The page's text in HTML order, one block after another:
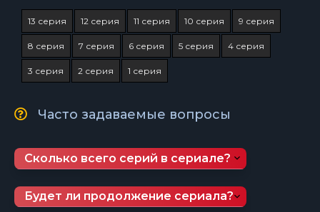
13 серия 12 серия 11 серия 10 серия 9 серия
8 серия 7 серия 6 серия 5 серия 4 серия
3 серия 2 серия 1 серия
Часто задаваемые вопросы
Сколько всего серий в сериале?
Будет ли продолжение сериала?